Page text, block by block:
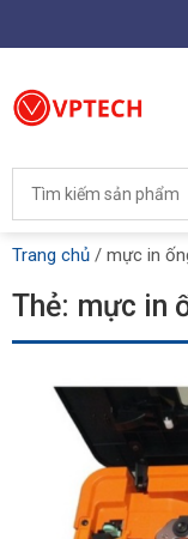
Trang chủ / mực in
Thẻ: mực in